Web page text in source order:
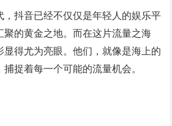
，抖音已经不仅仅是年轻人的娱乐平
聚的黄金之地。而在这片流量之海
显得尤为亮眼。他们，就像是海上的
捉着每一个可能的流量机会。